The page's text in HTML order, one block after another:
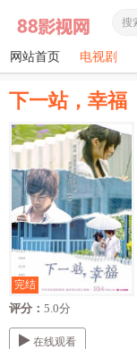
网站首页 电视剧
下一站，幸福
完结
评分： 5.0分
在线观看